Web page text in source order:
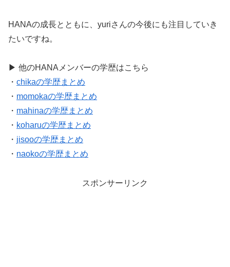
HANAの成長とともに、yuriさんの今後にも注目していき
たいですね。
▶ 他のHANAメンバーの学歴はこちら
・ chikaの学歴まとめ
・ momokaの学歴まとめ
・ mahinaの学歴まとめ
・ koharuの学歴まとめ
・ jisooの学歴まとめ
・ naokoの学歴まとめ
スポンサーリンク